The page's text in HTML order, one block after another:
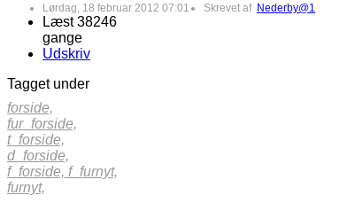
Lørdag, 18 februar 2012 07:01 Skrevet af Nederby@1
Læst 38246
gange
Udskriv
Tagget under
forside,
fur_forside,
t_forside,
d_forside,
f_forside, f_furnyt,
furnyt,